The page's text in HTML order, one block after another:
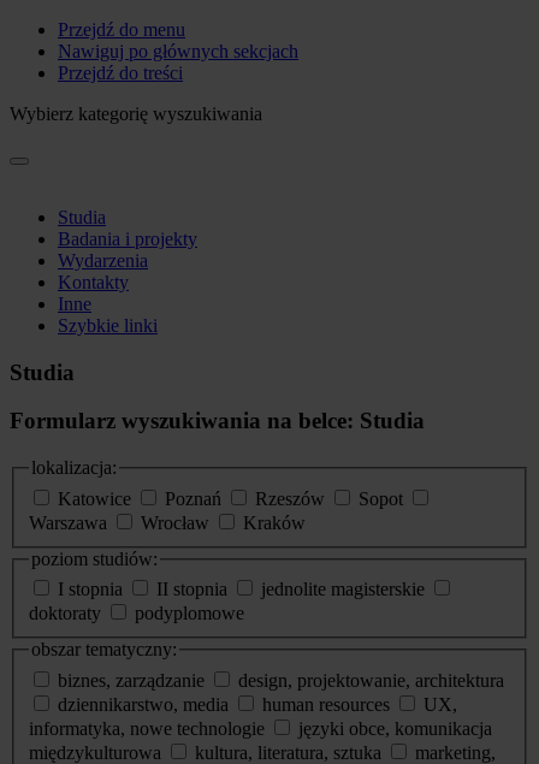
Przejdź do menu
Nawiguj po głównych sekcjach
Przejdź do treści
Wybierz kategorię wyszukiwania
Studia
Badania i projekty
Wydarzenia
Kontakty
Inne
Szybkie linki
Studia
Formularz wyszukiwania na belce: Studia
lokalizacja:
Katowice
Poznań Rzeszów
Sopot
Warszawa
Wrocław
Kraków
poziom studiów:
I stopnia
II stopnia
jednolite magisterskie
doktoraty
podyplomowe
obszar tematyczny:
biznes, zarządzanie
design, projektowanie, architektura
dziennikarstwo, media
human resources
UX,
informatyka, nowe technologie
języki obce, komunikacja
międzykulturowa
kultura, literatura, sztuka
marketing,